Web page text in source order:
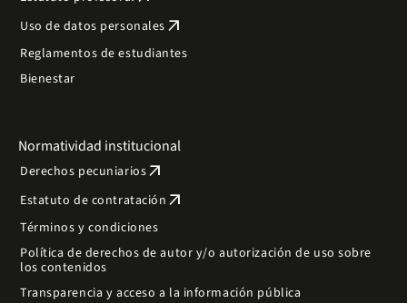
Uso de datos personales arrow_outward
Reglamentos de estudiantes
Bienestar
Normatividad institucional
Derechos pecuniariosarrow_outward
Estatuto de contratación arrow_outward
Términos y condiciones
Política de derechos de autor y/o autorización de uso sobre
los contenidos
Transparencia y acceso a la información pública